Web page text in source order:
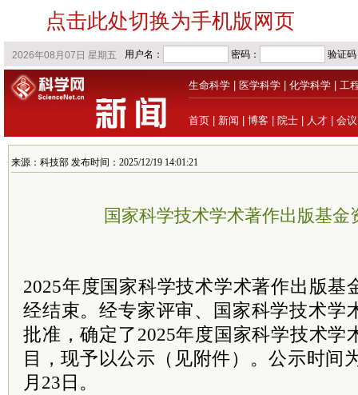
点击此处切换为手机版网页
生命科学 医学科学 化学科学 工
首页 新闻 博客 院士 人才 会议
来源：科技部 发布时间：2025/12/19 14:01:21
国家科学技术学术著作出版基金
2025年度国家科学技术学术著作出版基
经结束。经专家评审、国家科学技术学
批准，确定了2025年度国家科学技术学
目，现予以公示（见附件）。公示时间
月23日。